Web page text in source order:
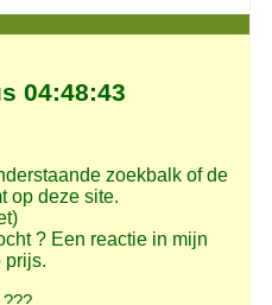
04:48:44
zoekbalk of de
op deze site.
? Een reactie in mijn
prijs.